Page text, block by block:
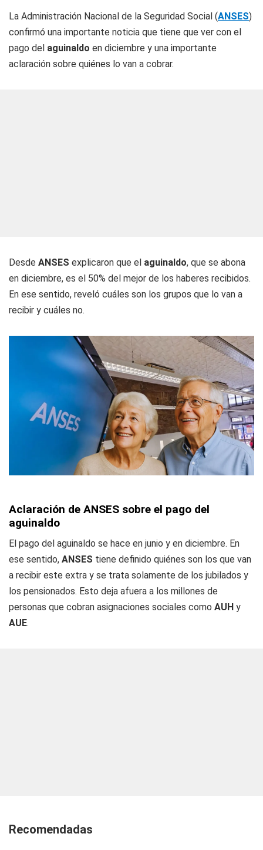
La Administración Nacional de la Seguridad Social (ANSES)
confirmó una importante noticia que tiene que ver con el
pago del aguinaldo en diciembre y una importante
aclaración sobre quiénes lo van a cobrar.
Desde ANSES explicaron que el aguinaldo, que se abona
en diciembre, es el 50% del mejor de los haberes recibidos.
En ese sentido, reveló cuáles son los grupos que lo van a
recibir y cuáles no.
Aclaración de ANSES sobre el pago del
aguinaldo
El pago del aguinaldo se hace en junio y en diciembre. En
ese sentido, ANSES tiene definido quiénes son los que van
a recibir este extra y se trata solamente de los jubilados y
los pensionados. Esto deja afuera a los millones de
personas que cobran asignaciones sociales como AUH y
AUE.
Recomendadas